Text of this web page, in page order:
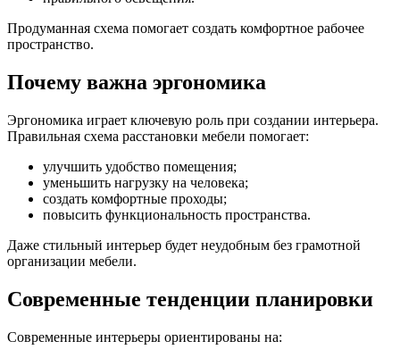
Продуманная схема помогает создать комфортное рабочее
пространство.
Почему важна эргономика
Эргономика играет ключевую роль при создании интерьера.
Правильная схема расстановки мебели помогает:
улучшить удобство помещения;
уменьшить нагрузку на человека;
создать комфортные проходы;
повысить функциональность пространства.
Даже стильный интерьер будет неудобным без грамотной
организации мебели.
Современные тенденции планировки
Современные интерьеры ориентированы на: